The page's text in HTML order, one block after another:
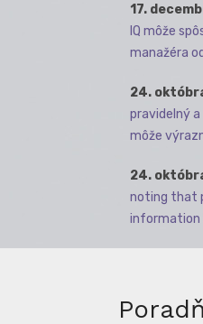
17.
IQ môže
manažéra
24.
pravidelný
môže
24.
noting that
information